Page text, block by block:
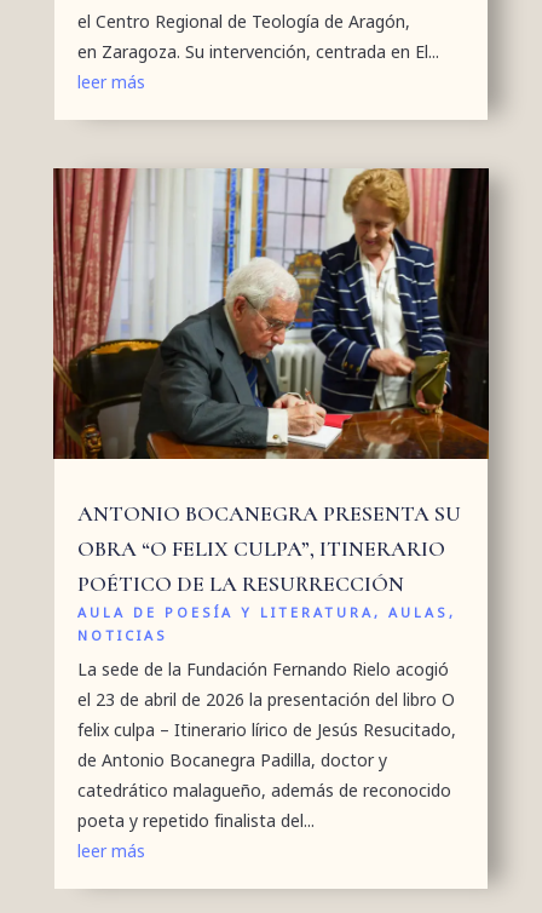
el Centro Regional de Teología de Aragón,
en Zaragoza. Su intervención, centrada en El...
leer más
ANTONIO BOCANEGRA PRESENTA SU
OBRA “O FELIX CULPA”, ITINERARIO
POÉTICO DE LA RESURRECCIÓN
AULA DE POESÍA Y LITERATURA, AULAS,
NOTICIAS
La sede de la Fundación Fernando Rielo acogió
el 23 de abril de 2026 la presentación del libro O
felix culpa – Itinerario lírico de Jesús Resucitado,
de Antonio Bocanegra Padilla, doctor y
catedrático malagueño, además de reconocido
poeta y repetido finalista del...
leer más